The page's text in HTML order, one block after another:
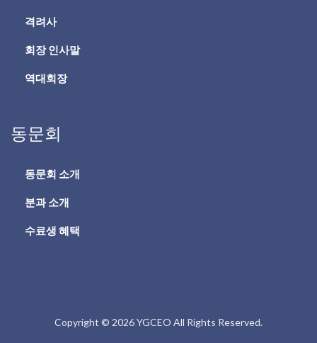
격려사
회장 인사말
역대회장
동문회
동문회 소개
분과 소개
수료생 혜택
Copyright © 2026 YGCEO All Rights Reserved.